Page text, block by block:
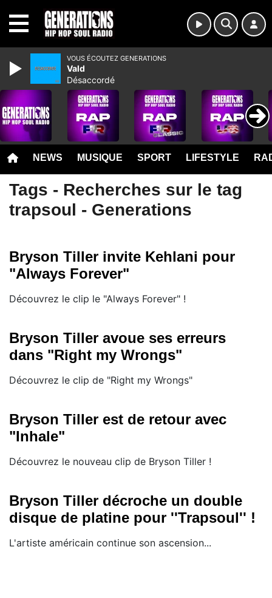
NEWS MUSIQUE SPORT LIFESTYLE
Tags - Recherches sur le tag
trapsoul - Generations
Bryson Tiller invite Kehlani pour
"Always Forever"
Découvrez le clip le "Always Forever" !
Bryson Tiller avoue ses erreurs
dans "Right my Wrongs"
Découvrez le clip de "Right my Wrongs"
Bryson Tiller est de retour avec
"Inhale"
Découvrez le nouveau clip de Bryson Tiller !
Bryson Tiller décroche un double
disque de platine pour ''Trapsoul'' !
L'artiste américain continue son ascension...
VOUS ÉCOUTEZ GENERATIONS
Vald
Désaccordé